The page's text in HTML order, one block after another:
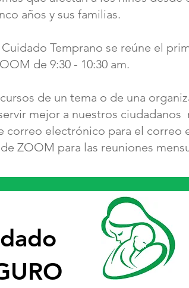
años y sus familias.
Temprano se reúne el
de 9:30 - 10:30 am.
de un tema o de una
mejor a nuestros ciudadanos
correo electrónico para el correo
ZOOM para las reuniones